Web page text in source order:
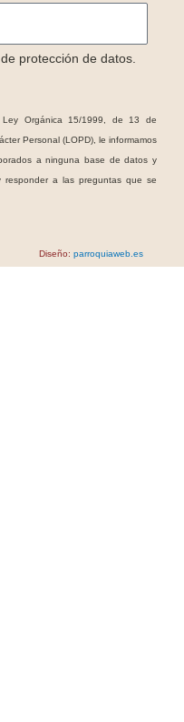
protección de datos.
Orgánica 15/1999, de 13 de
Personal (LOPD), le informamos
a ninguna base de datos y
a las preguntas que se
Diseño: parroquiaweb.es